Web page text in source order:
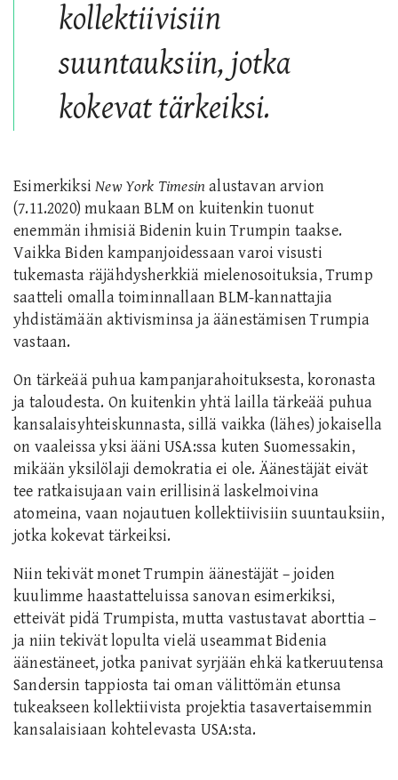
kollektiivisiin
suuntauksiin, jotka
kokevat tärkeiksi.
EsimerkiksiNew York Timesinalustavan arvion
(7.11.2020) mukaan BLM on kuitenkin tuonut
enemmän ihmisiä Bidenin kuin Trumpin taakse.
Vaikka Biden kampanjoidessaan varoi visusti
tukemasta räjähdysherkkiä mielenosoituksia, Trump
saatteli omalla toiminnallaan BLM-kannattajia
yhdistämään aktivisminsa ja äänestämisen Trumpia
vastaan.
On tärkeää puhua kampanjarahoituksesta, koronasta
ja taloudesta. On kuitenkin yhtä lailla tärkeää puhua
kansalaisyhteiskunnasta, sillä vaikka (lähes) jokaisella
on vaaleissa yksi ääni USA:ssa kuten Suomessakin,
mikään yksilölaji demokratia ei ole. Äänestäjät eivät
tee ratkaisujaan vain erillisinä laskelmoivina
atomeina, vaan nojautuen kollektiivisiin suuntauksiin,
jotka kokevat tärkeiksi.
Niin tekivät monet Trumpin äänestäjät – joiden
kuulimme haastatteluissa sanovan esimerkiksi,
etteivät pidä Trumpista, mutta vastustavat aborttia –
ja niin tekivät lopulta vielä useammat Bidenia
äänestäneet, jotka panivat syrjään ehkä katkeruutensa
Sandersin tappiosta tai oman välittömän etunsa
tukeakseen kollektiivista projektia tasavertaisemmin
kansalaisiaan kohtelevasta USA:sta.